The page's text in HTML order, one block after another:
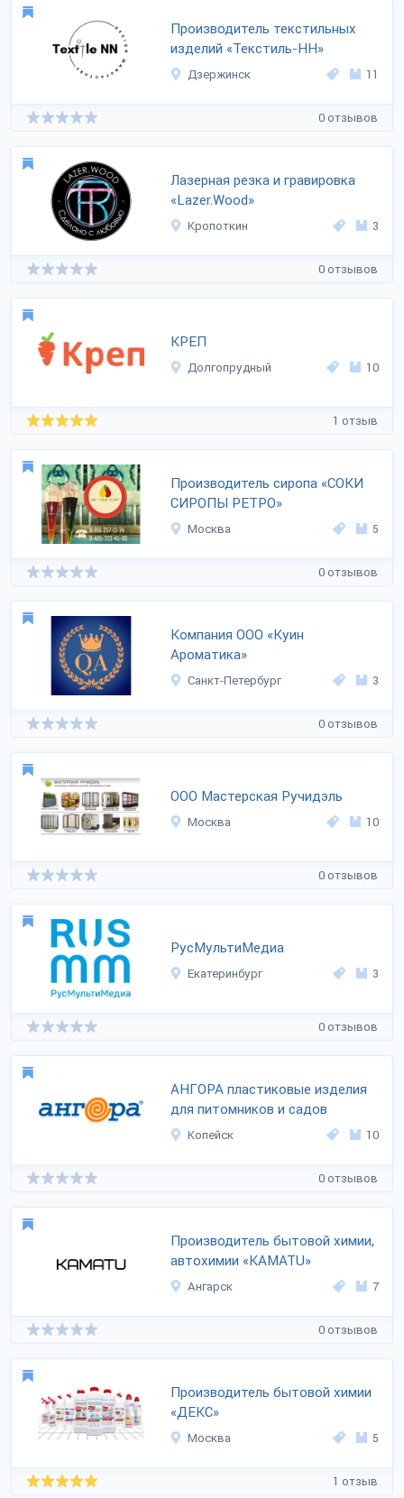
Производитель текстильных
изделий «Текстиль-НН»
Дзержинск 11
0 отзывов
Лазерная резка и гравировка
«Lazer.Wood»
Кропоткин 3
0 отзывов
КРЕП
Долгопрудный 10
1 отзыв
Производитель сиропа «СОКИ
СИРОПЫ РЕТРО»
Москва 5
0 отзывов
Компания ООО «Куин
Ароматика»
Санкт-Петербург 3
0 отзывов
ООО Мастерская Ручидэль
Москва 10
0 отзывов
РусМультиМедиа
Екатеринбург 3
0 отзывов
АНГОРА пластиковые изделия
для питомников и садов
Копейск 10
0 отзывов
Производитель бытовой химии,
автохимии «KAMATU»
Ангарск 7
0 отзывов
Производитель бытовой химии
«ДЕКС»
Москва 5
1 отзыв